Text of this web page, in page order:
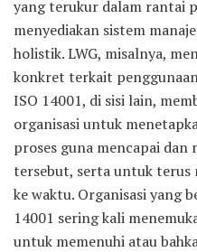
yang terukur dalam rantai
menyediakan sistem
holistik. LWG, misalnya,
konkret terkait
ISO 14001, di sisi lain,
organisasi untuk
proses guna mencapai
tersebut, serta untuk terus
ke waktu. Organisasi yang
14001 sering kali
untuk memenuhi atau